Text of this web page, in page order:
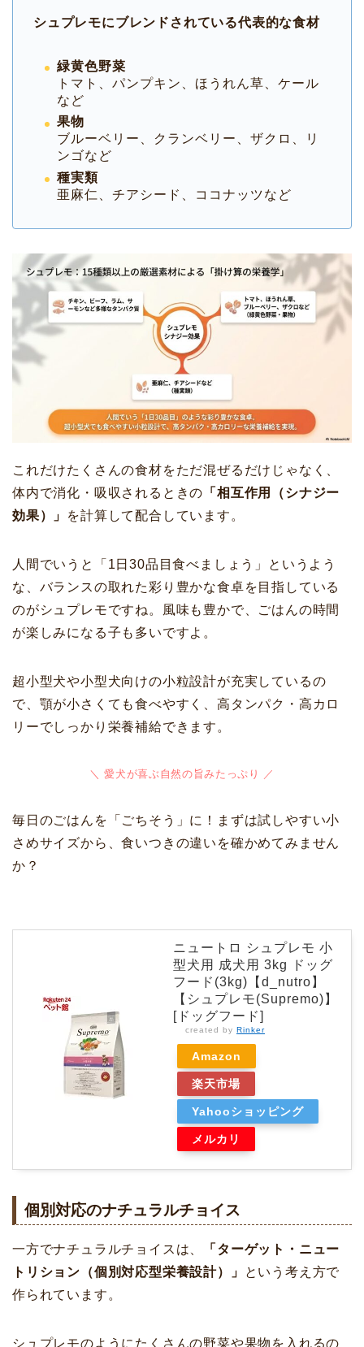
シュプレモにブレンドされている代表的な食材
緑黄色野菜
トマト、パンプキン、ほうれん草、ケール
など
果物
ブルーベリー、クランベリー、ザクロ、リ
ンゴなど
種実類
亜麻仁、チアシード、ココナッツなど
これだけたくさんの食材をただ混ぜるだけじゃなく、
体内で消化・吸収されるときの 「相互作用（シナジー
効果）」
を計算して配合しています。
人間でいうと「1日30品目食べましょう」というよう
な、バランスの取れた彩り豊かな食卓を目指している
のがシュプレモですね。風味も豊かで、ごはんの時間
が楽しみになる子も多いですよ。
超小型犬や小型犬向けの小粒設計が充実しているの
で、顎が小さくても食べやすく、高タンパク・高カロ
リーでしっかり栄養補給できます。
＼ 愛犬が喜ぶ自然の旨みたっぷり ／
毎日のごはんを「ごちそう」に！まずは試しやすい小
さめサイズから、食いつきの違いを確かめてみません
か？
ニュートロ シュプレモ 小
型犬用 成犬用 3kg ドッグ
フード(3kg)【d_nutro】
【シュプレモ(Supremo)】
[ドッグフード]
created by Rinker
Amazon
楽天市場
Yahooショッピング
メルカリ
個別対応のナチュラルチョイス
一方でナチュラルチョイスは、
「ターゲット・ニュー
トリション（個別対応型栄養設計）」
という考え方で
作られています。
シュプレモのようにたくさんの野菜や果物を入れるの